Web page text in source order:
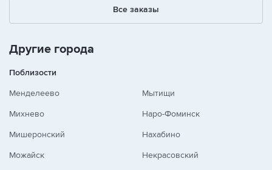
+ - /
Все заказы
Другие города
Поблизости
Менделеево
Михнево
Мишеронский
Можайск
Мытищи
Наро-Фоминск
Нахабино
Некрасовский